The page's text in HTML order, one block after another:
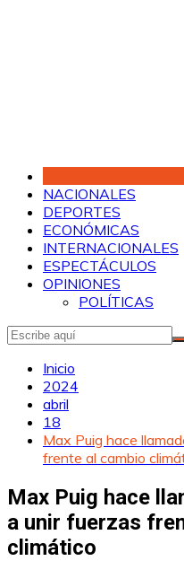
NACIONALES
DEPORTES
ECONÓMICAS
INTERNACIONALES
ESPECTÁCULOS
OPINIONES
POLÍTICAS
Inicio
2024
abril
18
Max Puig hace
frente al cambio
Max Puig hace
a unir fuerzas
climático